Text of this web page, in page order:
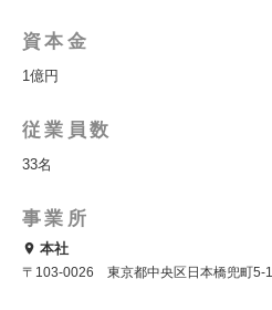
資本金
1億円
従業員数
33名
事業所
本社
〒103-0026 東京都中央区日本橋兜町5-